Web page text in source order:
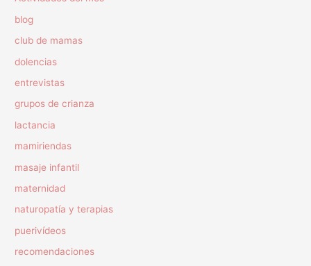
blog
club de mamas
dolencias
entrevistas
grupos de crianza
lactancia
mamiriendas
masaje infantil
maternidad
naturopatía y terapias
puerivídeos
recomendaciones